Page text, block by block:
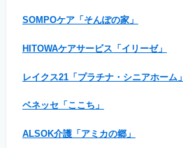
SOMPOケア「そんぽの家」
HITOWAケアサービス「イリーゼ」
レイクス21「プラチナ・シニアホーム」
ベネッセ「ここち」
ALSOK介護「アミカの郷」